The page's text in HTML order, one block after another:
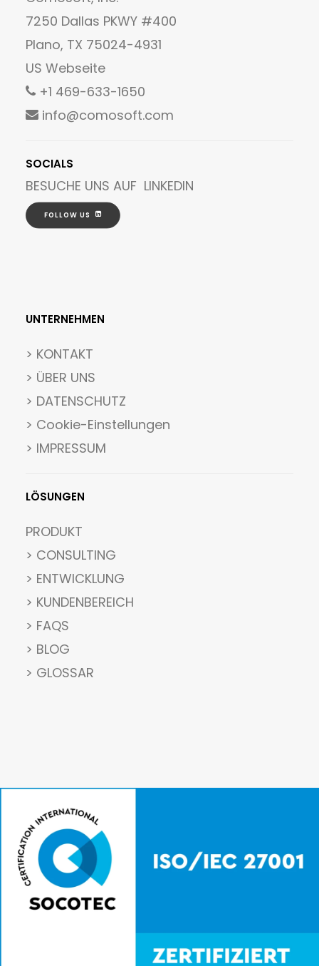
7250 Dallas PKWY #400
Plano, TX 75024-4931
US Webseite
+1 469-633-1650
info@comosoft.com
SOCIALS
BESUCHE UNS AUF LINKEDIN
FOLLOW US
UNTERNEHMEN
> KONTAKT
> ÜBER UNS
> DATENSCHUTZ
> Cookie-Einstellungen
> IMPRESSUM
LÖSUNGEN
PRODUKT
> CONSULTING
> ENTWICKLUNG
> KUNDENBEREICH
> FAQS
> BLOG
> GLOSSAR